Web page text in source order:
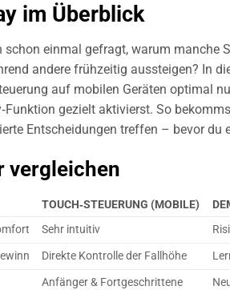
im Überblick
schon einmal gefragt, warum manche
andere frühzeitig aussteigen? In
auf mobilen Geräten optimal
gezielt aktivierst. So
Entscheidungen treffen – bevor du
vergleichen
TOUCH‑STEUERUNG (MOBILE)
Sehr intuitiv
Direkte Kontrolle der Fallhöhe
Anfänger & Fortgeschrittene